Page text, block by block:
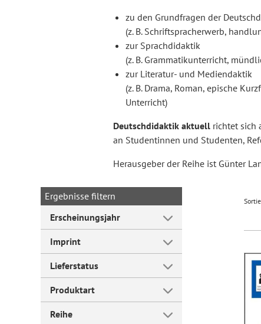
Internationales Jahrbuch der
Erwachsenenbildung
Forum Arbeitslehre
zu den Grundfragen der
(z. B. Schriftspracherwerb,
zur Sprachdidaktik
(z. B. Grammatikunterricht,
zur Literatur- und Mediendaktik
(z. B. Drama, Roman, epische
Unterricht)
Deutschdidaktik aktuellrichtet sich
an Studentinnen und Studenten,
Herausgeber der Reihe ist Günter
Ergebnisse filtern
Erscheinungsjahr
Imprint
Lieferstatus
Produktart
Reihe